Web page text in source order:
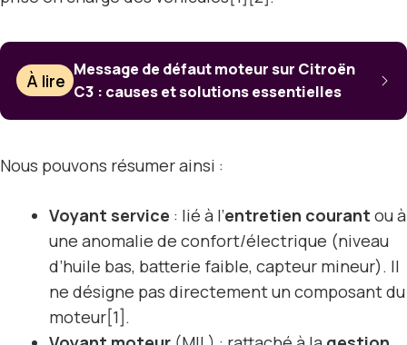
À lire
Message de défaut moteur sur Citroën
C3 : causes et solutions essentielles
Nous pouvons résumer ainsi :
Voyant service : lié à l’entretien courant ou à
une anomalie de confort/électrique (niveau
d’huile bas, batterie faible, capteur mineur). Il
ne désigne pas directement un composant du
moteur[1].